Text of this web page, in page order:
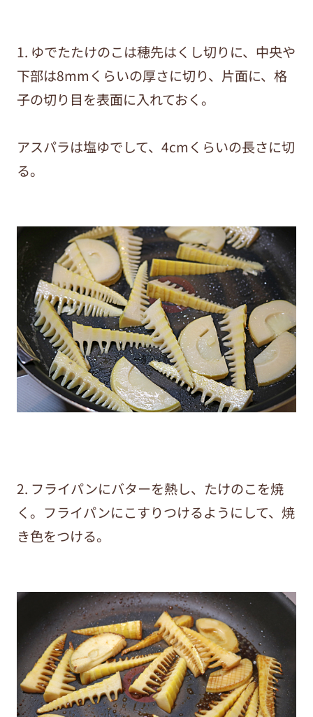
1. ゆでたたけのこは穂先はくし切りに、中央や
下部は8mmくらいの厚さに切り、片面に、格
子の切り目を表面に入れておく。
アスパラは塩ゆでして、4cmくらいの長さに切
る。
2. フライパンにバターを熱し、たけのこを焼
く。フライパンにこすりつけるようにして、焼
き色をつける。